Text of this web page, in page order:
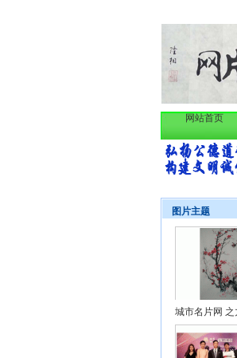
网站首页
图片主题